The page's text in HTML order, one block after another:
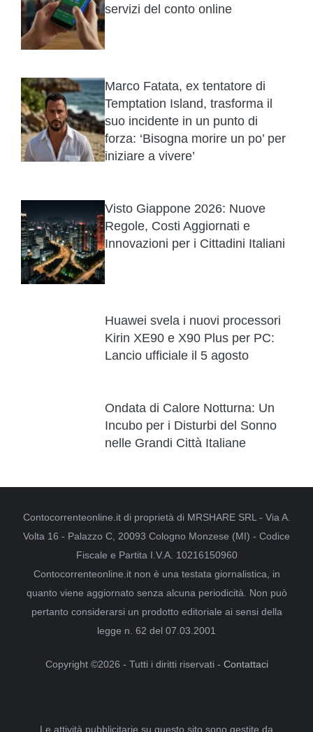
servizi del conto online
Marco Fatata, ex tentatore di
Temptation Island, trasforma il
suo incidente in un punto di
forza: ‘Bisogna morire un po’ per
iniziare a vivere’
Visto Giappone 2026: Nuove
Regole, Costi Aggiornati e
Innovazioni per i Cittadini Italiani
Huawei svela i nuovi processori
Kirin XE90 e X90 Plus per PC:
Lancio ufficiale il 5 agosto
Ondata di Calore Notturna: Un
Incubo per i Disturbi del Sonno
nelle Grandi Città Italiane
Contocorrenteonline.it di proprietà di MRSHARE SRL - Via A.
Volta 16 - Palazzo C, 20093 Cologno Monzese (MI) - Codice
Fiscale e Partita I.V.A. 10216150960
Contocorrenteonline.it non è una testata giornalistica, in
quanto viene aggiornato senza alcuna periodicità. Non può
pertanto considerarsi un prodotto editoriale ai sensi della
legge n. 62 del 07.03.2001
Copyright ©2026 - Tutti i diritti riservati - Contattaci
Le attività pubblicitarie su questo sito sono gestite da